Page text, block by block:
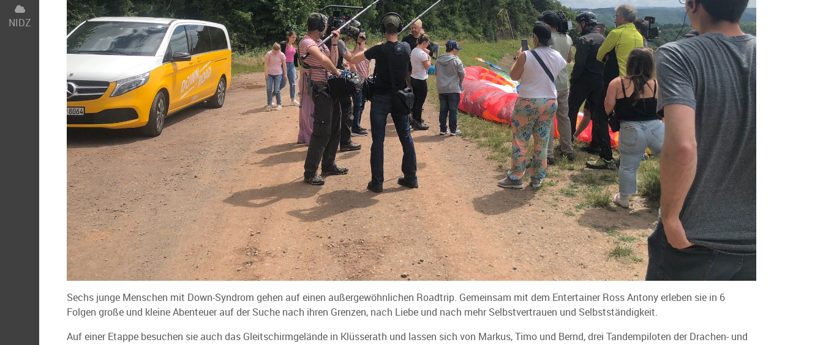
Sechs junge Menschen mit Down-Syndrom gehen auf einen außergewöhnlichen Roadtrip. Gemeinsam mit dem Entertainer Ross Antony erleben sie in 6
Folgen große und kleine Abenteuer auf der Suche nach ihren Grenzen, nach Liebe und nach mehr Selbstvertrauen und Selbstständigkeit.
Auf einer Etappe besuchen sie auch das Gleitschirmgelände in Klüsserath und lassen sich von Markus, Timo und Bernd, drei Tandempiloten der Drachen- und
NIDZ